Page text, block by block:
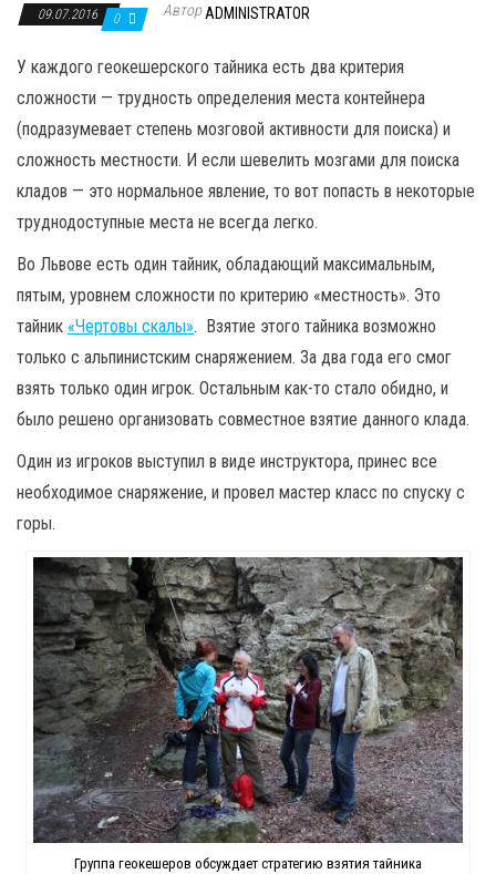
09.07.2016 0 АвторADMINISTRATOR
У каждого геокешерского тайника есть два критерия
сложности — трудность определения места контейнера
(подразумевает степень мозговой активности для поиска) и
сложность местности. И если шевелить мозгами для поиска
кладов — это нормальное явление, то вот попасть в некоторые
труднодоступные места не всегда легко.
Во Львове есть один тайник, обладающий максимальным,
пятым, уровнем сложности по критерию «местность». Это
тайник «Чертовы скалы». Взятие этого тайника возможно
только с альпинистским снаряжением. За два года его смог
взять только один игрок. Остальным как-то стало обидно, и
было решено организовать совместное взятие данного клада.
Один из игроков выступил в виде инструктора, принес все
необходимое снаряжение, и провел мастер класс по спуску с
горы.
Группа геокешеров обсуждает стратегию взятия тайника